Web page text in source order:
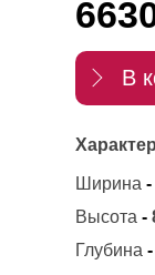
В
Ширина -
Высота -
Глубина -